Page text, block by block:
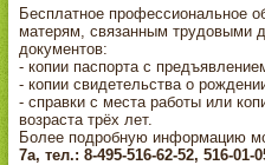
Бесплатное профессиональное
матерям, связанным трудовыми
документов:
- копии паспорта с
- копии свидетельства о
- справки с места работы или
возраста трёх лет.
Более подробную информацию
7а, тел.: 8-495-516-62-52, 516-01-